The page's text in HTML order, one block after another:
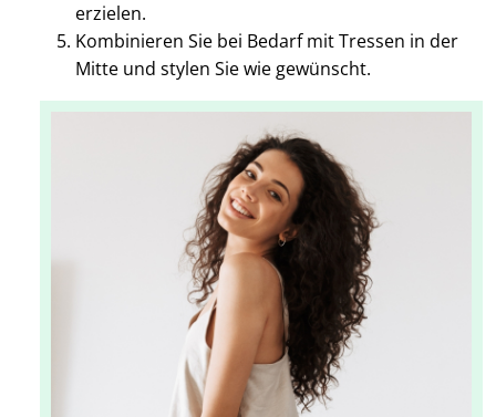
erzielen.
Kombinieren Sie bei Bedarf mit Tressen in der
Mitte und stylen Sie wie gewünscht.